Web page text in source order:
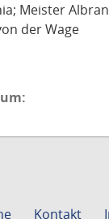
Meister
der Wage
Kontakt